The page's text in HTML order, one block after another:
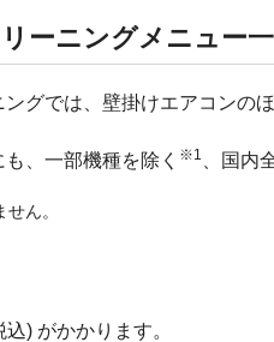
ーニングメニュー
グでは、壁掛けエアコンの
、一部機種を除く ※1 、国内
ん。
) がかかります。